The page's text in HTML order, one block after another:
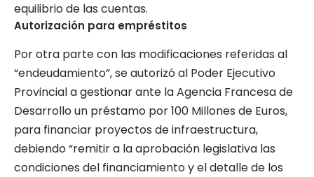
equilibrio de las cuentas.
Autorización para empréstitos
Por otra parte con las modificaciones referidas al
“endeudamiento”, se autorizó al Poder Ejecutivo
Provincial a gestionar ante la Agencia Francesa de
Desarrollo un préstamo por 100 Millones de Euros,
para financiar proyectos de infraestructura,
debiendo “remitir a la aprobación legislativa las
condiciones del financiamiento y el detalle de los